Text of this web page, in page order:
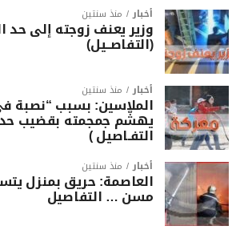
أخبار منذ سنتين
وزير يعنف زوجته إلى
(التفاصــيل)
أخبار منذ سنتين
الملاسين: بسبب “نصبة
يهشّم جمجمته بقضيب
التفـاصيل )
أخبار منذ سنتين
العاصمة: حريق بمنزل
مسن … التفاصيل